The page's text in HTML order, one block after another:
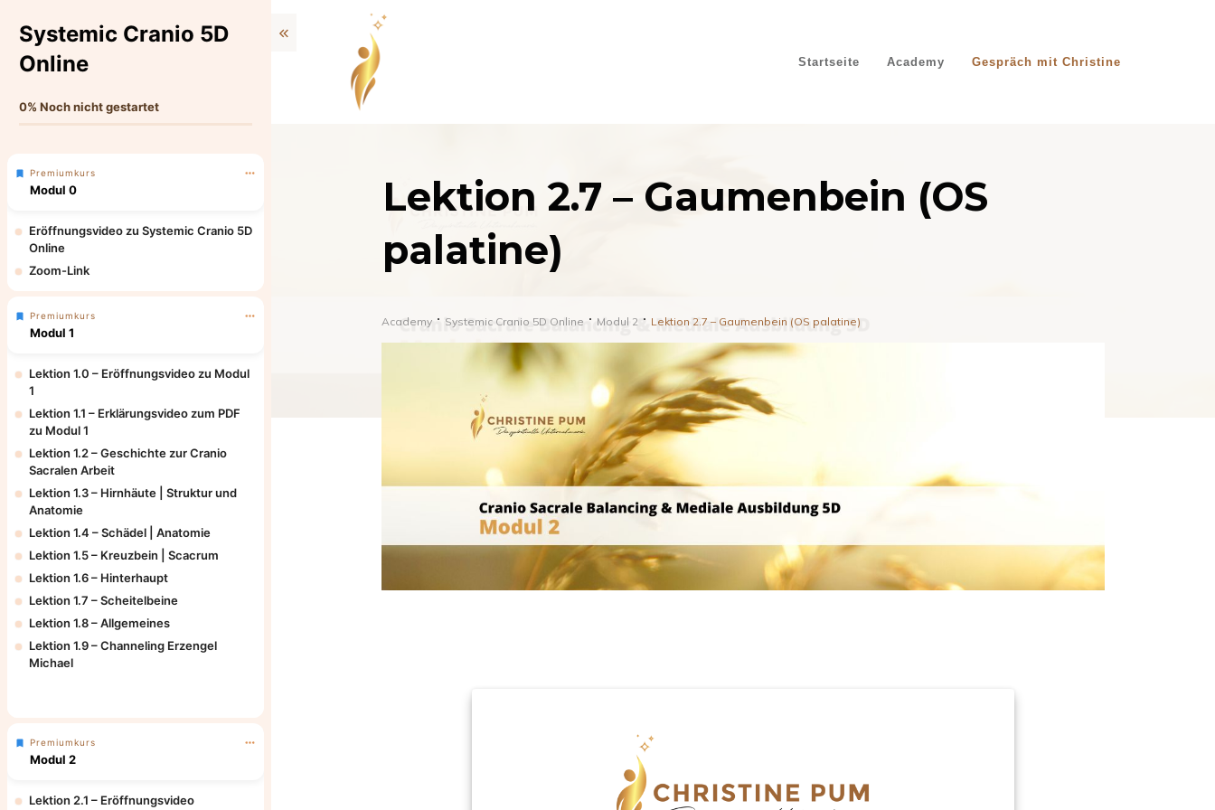
Startseite Academy Gespräch mit Christine
Lektion 2.7 – Gaumenbein (OS
palatine)
Academy Systemic Cranio 5D Online Modul 2 Lektion 2.7 – Gaumenbein (OS palatine)
Systemic Cranio 5D
Online
0% Noch nicht gestartet
Premiumkurs
Modul 0
Eröffnungsvideo zu Systemic Cranio 5D
Online
Zoom-Link
Premiumkurs
Modul 1
Lektion 1.0 – Eröffnungsvideo zu Modul
1
Lektion 1.1 – Erklärungsvideo zum PDF
zu Modul 1
Lektion 1.2 – Geschichte zur Cranio
Sacralen Arbeit
Lektion 1.3 – Hirnhäute | Struktur und
Anatomie
Lektion 1.4 – Schädel | Anatomie
Lektion 1.5 – Kreuzbein | Scacrum
Lektion 1.6 – Hinterhaupt
Lektion 1.7 – Scheitelbeine
Lektion 1.8 – Allgemeines
Lektion 1.9 – Channeling Erzengel
Michael
Premiumkurs
Modul 2
Lektion 2.1 – Eröffnungsvideo